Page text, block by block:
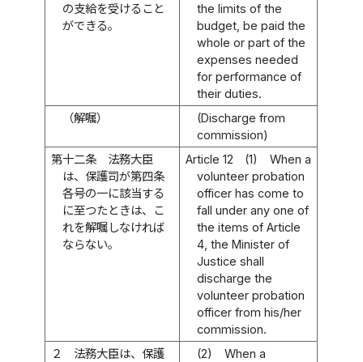
の支給を受けること
ができる。
the limits of the
budget, be paid the
whole or part of the
expenses needed
for performance of
their duties.
（解嘱）
(Discharge from
commission)
第十二条
法務大臣
は、保護司が第四条
各号の一に該当する
に至つたときは、こ
れを解嘱しなければ
ならない。
Article 12 (1)
When a
volunteer probation
officer has come to
fall under any one of
the items of Article
4, the Minister of
Justice shall
discharge the
volunteer probation
officer from his/her
commission.
２
法務大臣は、保護
(2)
When a